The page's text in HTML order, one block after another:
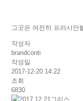
그곳은 여전히 프러시안
작성자
brandconti
작성일
2017-12-20 14:22
조회
6830